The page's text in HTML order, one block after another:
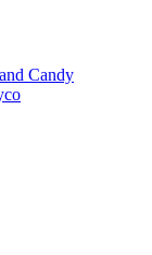
Candy